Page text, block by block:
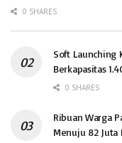
0 SHARES
Soft Launching
Berkapasitas
0 SHARES
Ribuan Warga
Menuju 82 Juta